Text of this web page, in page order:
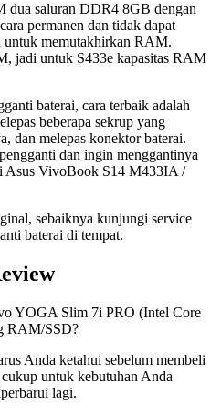
dua saluran DDR4 8GB dengan
permanen dan tidak dapat
untuk memutakhirkan RAM.
jadi untuk S433e kapasitas RAM
baterai, cara terbaik adalah
beberapa sekrup yang
dan melepas konektor baterai.
dan ingin menggantinya
Asus VivoBook S14 M433IA /
sebaiknya kunjungi service
baterai di tempat.
YOGA Slim 7i PRO (Intel Core
RAM/SSD?
Anda ketahui sebelum membeli
untuk kebutuhan Anda
lagi.